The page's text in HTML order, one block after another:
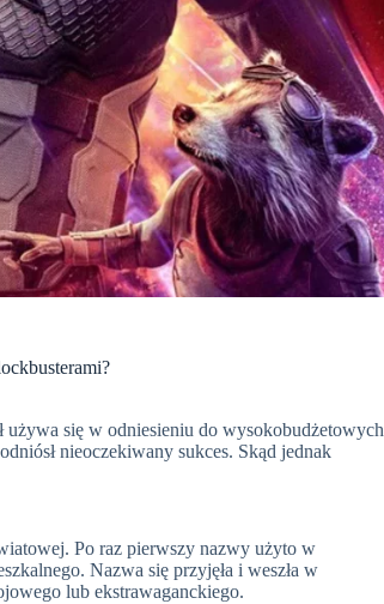
używa się w odniesieniu do wysokobudżetowych
nieoczekiwany sukces. Skąd jednak
Po raz pierwszy nazwy użyto w
Nazwa się przyjęła i weszła w
lub ekstrawaganckiego.